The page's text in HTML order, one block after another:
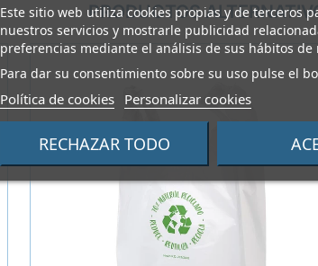
Este sitio web utiliza cookies propias y de terceros
nuestros servicios y mostrarle publicidad
preferencias mediante el análisis de sus hábitos de
Para dar su consentimiento sobre su uso pulse el
Política de cookies Personalizar cookies
RECHAZAR TODO
PRODUCTOS